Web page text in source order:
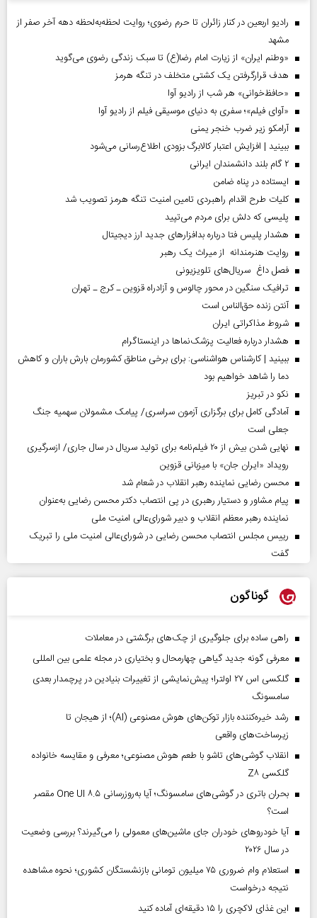
رادیو اربعین در کنار زائران تا حرم رضوی؛ روایت لحظه‌به‌لحظه دهه آخر صفر از
مشهد
«وطنم ایران» از زیارت امام رضا(ع) تا سبک زندگی رضوی می‌گوید
هدف قرارگرفتن یک کشتی متخلف در تنگه هرمز
«حافظ‌خوانی» هر شب از رادیو آوا
«آوای فیلم»؛ سفری به دنیای موسیقی فیلم از رادیو آوا
آرامکو زیر ضرب خنجر یمنی
ببینید | افزایش اعتبار کالابرگ بزودی اطلاع‌رسانی می‌شود
۲ گام بلند دانشمندان ایرانی
ایستاده در پناه ضامن
کلیات طرح اقدام راهبردی تامین امنیت تنگه هرمز تصویب شد
پلیسی که دلش برای مردم می‌تپید
هشدار پلیس فتا درباره بدافزار‌های جدید ارز دیجیتال
روایت هنرمندانه از میراث یک رهبر
فصل داغ سریال‌های تلویزیونی
ترافیک سنگین در محور چالوس و آزادراه قزوین ـ کرج ـ تهران
آنتن زنده حق‌الناس است
شروط مذاکراتی ایران
هشدار درباره فعالیت پزشک‌نما‌ها در اینستاگرام
ببینید | کارشناس هواشناسی: برای برخی مناطق کشورمان بارش باران و کاهش
دما را شاهد خواهیم بود
نکو در تبریز
آمادگی کامل برای برگزاری آزمون سراسری/ پیامک مشمولان سهمیه جنگ
جعلی است
نهایی شدن بیش از ۲۰ فیلم‌نامه برای تولید سریال در سال جاری/ ازسرگیری
رویداد «ایران جان» با میزبانی قزوین
محسن رضایی نماینده رهبر انقلاب در شعام شد
پیام مشاور و دستیار رهبری در پی انتصاب دکتر محسن رضایی به‌عنوان
نماینده رهبر معظم انقلاب و دبیر شورای‌عالی امنیت ملی
رییس مجلس انتصاب محسن رضایی در شورای‌عالی امنیت ملی را تبریک
گفت
گوناگون
راهی ساده برای جلوگیری از چک‌های برگشتی در معاملات
معرفی گونه جدید گیاهی چهارمحال و بختیاری در مجله علمی بین المللی
گلکسی اس ۲۷ اولترا؛ پیش‌نمایشی از تغییرات بنیادین در پرچمدار بعدی
سامسونگ
رشد خیره‌کننده بازار توکن‌های هوش مصنوعی (AI)؛ از هیجان تا
زیرساخت‌های واقعی
انقلاب گوشی‌های تاشو‌ با طعم هوش مصنوعی؛ معرفی و مقایسه خانواده
گلکسی Z۸
بحران باتری در گوشی‌های سامسونگ؛ آیا به‌روزرسانی One UI ۸.۵ مقصر
است؟
آیا خودروهای خودران جای ماشین‌های معمولی را می‌گیرند؟ بررسی وضعیت
در سال ۲۰۲۶
استعلام وام ضروری ۷۵ میلیون تومانی بازنشستگان کشوری؛ نحوه مشاهده
نتیجه درخواست
این غذای لاکچری را ۱۵ دقیقه‌ای آماده کنید